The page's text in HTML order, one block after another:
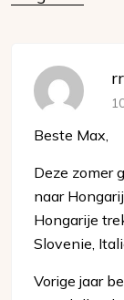
Beste Max,
Deze zomer
naar
Hongarije
Slovenie,
Vorige jaar